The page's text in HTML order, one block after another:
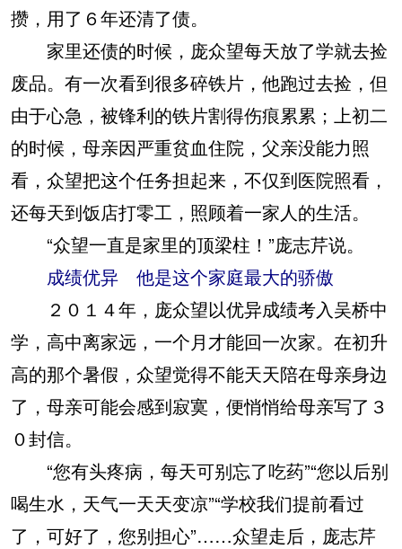
攒，用了６年还清了债。
家里还债的时候，庞众望每天放了学就去捡
废品。有一次看到很多碎铁片，他跑过去捡，但
由于心急，被锋利的铁片割得伤痕累累；上初二
的时候，母亲因严重贫血住院，父亲没能力照
看，众望把这个任务担起来，不仅到医院照看，
还每天到饭店打零工，照顾着一家人的生活。
“众望一直是家里的顶梁柱！”庞志芹说。
成绩优异 他是这个家庭最大的骄傲
２０１４年，庞众望以优异成绩考入吴桥中
学，高中离家远，一个月才能回一次家。在初升
高的那个暑假，众望觉得不能天天陪在母亲身边
了，母亲可能会感到寂寞，便悄悄给母亲写了３
０封信。
“您有头疼病，每天可别忘了吃药”“您以后别
喝生水，天气一天天变凉”“学校我们提前看过
了，可好了，您别担心”……众望走后，庞志芹